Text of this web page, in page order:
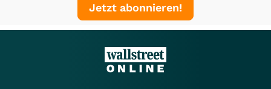
Jetzt abonnieren!